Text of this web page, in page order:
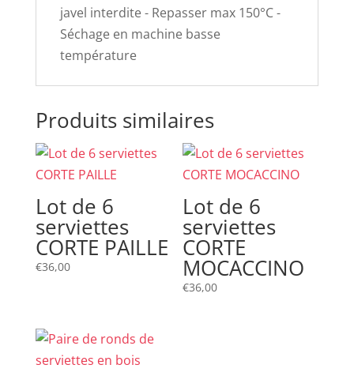
javel interdite - Repasser max 150°C -
Séchage en machine basse
température
Produits similaires
Lot de 6
serviettes
CORTE PAILLE
€36,00
Lot de 6
serviettes
CORTE
MOCACCINO
€36,00